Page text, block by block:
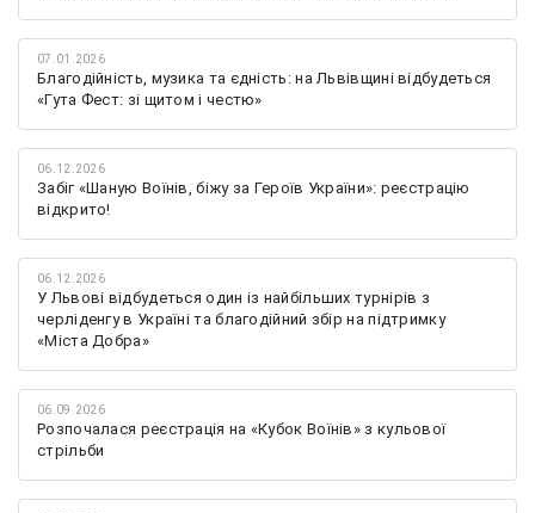
07.01.2026
Благодійність, музика та єдність: на Львівщині відбудеться
«Гута Фест: зі щитом і честю»
06.12.2026
Забіг «Шаную Воїнів, біжу за Героїв України»: реєстрацію
відкрито!
06.12.2026
У Львові відбудеться один із найбільших турнірів з
черліденгу в Україні та благодійний збір на підтримку
«Міста Добра»
06.09.2026
Розпочалася реєстрація на «Кубок Воїнів» з кульової
стрільби